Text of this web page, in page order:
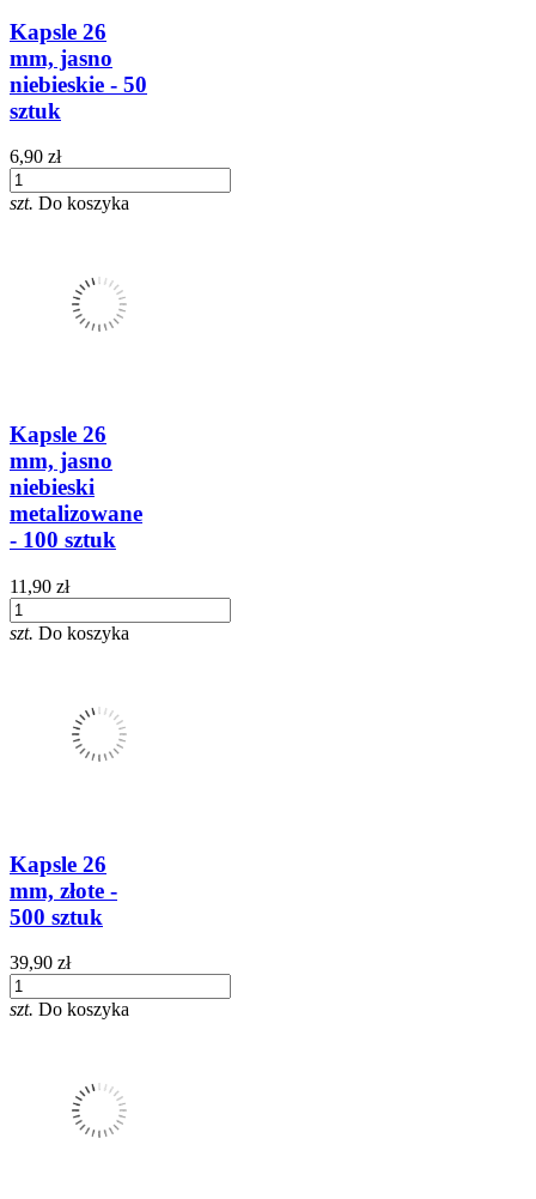
Kapsle 26
mm, jasno
niebieskie - 50
sztuk
6,90 zł
szt. Do koszyka
Kapsle 26
mm, jasno
niebieski
metalizowane
- 100 sztuk
11,90 zł
szt. Do koszyka
Kapsle 26
mm, złote -
500 sztuk
39,90 zł
szt. Do koszyka